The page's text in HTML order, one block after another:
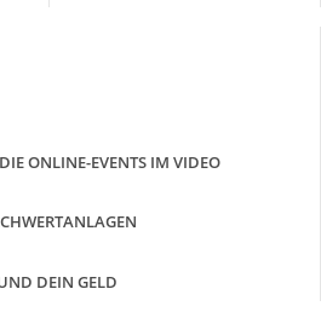
ONLINE-EVENTS IM VIDEO
DEIN GELD